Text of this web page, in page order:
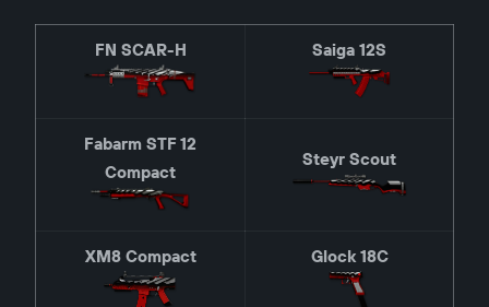
FN SCAR-H Saiga 12S
Fabarm STF 12
Compact
Steyr Scout
XM8 Compact Glock 18C